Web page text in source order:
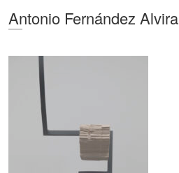
Antonio Fernández Alvira